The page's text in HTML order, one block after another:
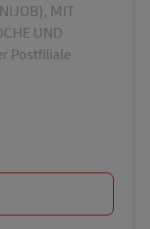
MIT
UND
Postfiliale